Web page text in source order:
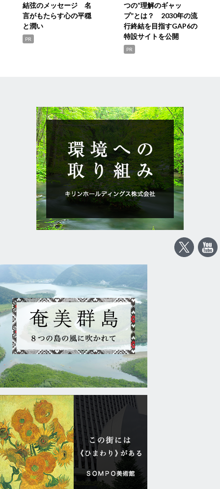
結弦のメッセージ 名
言がもたらす心の平穏
と潤い
PR
つの“理解のギャッ
プ”とは？ 2030年の流
行終結を目指すGAP6の
特設サイトを公開
PR